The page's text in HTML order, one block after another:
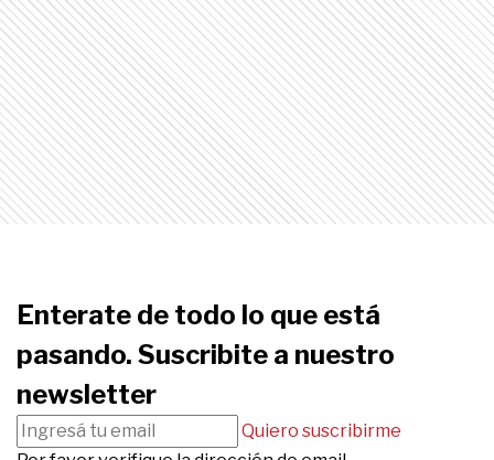
Enterate de todo lo que está
pasando. Suscribite a nuestro
newsletter
Quiero suscribirme